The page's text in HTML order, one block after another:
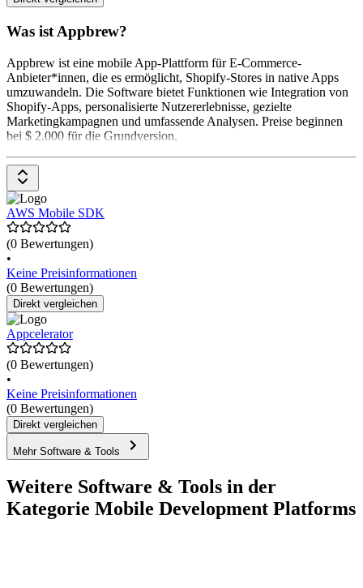
Was ist Appbrew?
Appbrew ist eine mobile App-Plattform für E-Commerce-
Anbieter*innen, die es ermöglicht, Shopify-Stores in native Apps
umzuwandeln. Die Software bietet Funktionen wie Integration von
Shopify-Apps, personalisierte Nutzererlebnisse, gezielte
Marketingkampagnen und umfassende Analysen. Preise beginnen
bei $ 2.000 für die Grundversion.
AWS Mobile SDK
(0 Bewertungen)
•
Keine Preisinformationen
(0 Bewertungen)
Direkt vergleichen
Appcelerator
(0 Bewertungen)
•
Keine Preisinformationen
(0 Bewertungen)
Direkt vergleichen
Mehr Software & Tools
Weitere Software & Tools in der
Kategorie Mobile Development Platforms